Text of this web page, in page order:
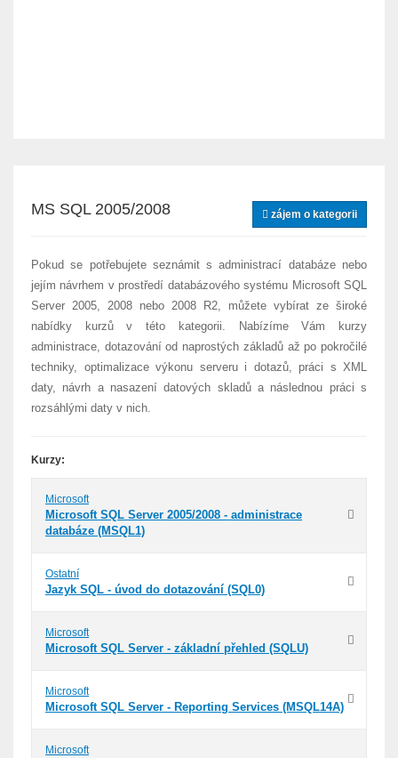
zájem o kategorii
MS SQL 2005/2008
Pokud se potřebujete seznámit s administrací databáze nebo
jejím návrhem v prostředí databázového systému Microsoft SQL
Server 2005, 2008 nebo 2008 R2, můžete vybírat ze široké
nabídky kurzů v této kategorii. Nabízíme Vám kurzy
administrace, dotazování od naprostých základů až po pokročilé
techniky, optimalizace výkonu serveru i dotazů, práci s XML
daty, návrh a nasazení datových skladů a následnou práci s
rozsáhlými daty v nich.
Kurzy:
Microsoft
Microsoft SQL Server 2005/2008 - administrace
databáze (MSQL1)
Ostatní
Jazyk SQL - úvod do dotazování (SQL0)
Microsoft
Microsoft SQL Server - základní přehled (SQLU)
Microsoft
Microsoft SQL Server - Reporting Services (MSQL14A)
Microsoft